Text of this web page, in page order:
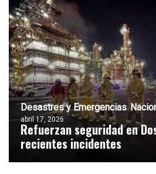
Desastres y Emergencias
abril 17, 2026
Refuerzan seguridad en
recientes incidentes